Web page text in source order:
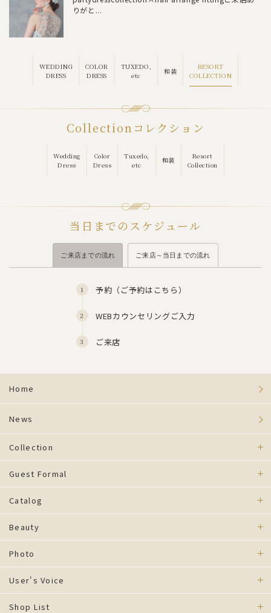
りがと...
WEDDING
DRESS
COLOR
DRESS
TUXEDO,
etc
和装
RESORT
COLLECTION
Collection コレクション
Wedding
Dress
Color
Dress
Tuxedo,
etc
和装
Resort
Collection
当日までのスケジュール
ご来店までの流れ ご来店～当日までの流れ
予約（ご予約はこちら）
WEBカウンセリングご入力
ご来店
Home
News
Collection
Guest Formal
Catalog
Beauty
Photo
User's Voice
Shop List